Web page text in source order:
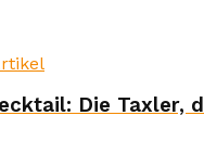
Die Taxler,